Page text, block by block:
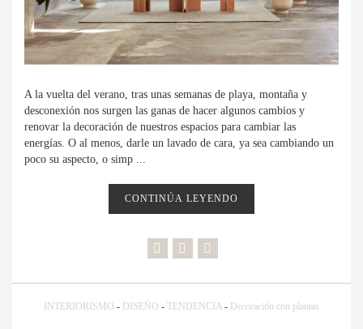
A la vuelta del verano, tras unas semanas de playa, montaña y
desconexión nos surgen las ganas de hacer algunos cambios y
renovar la decoración de nuestros espacios para cambiar las
energías. O al menos, darle un lavado de cara, ya sea cambiando un
poco su aspecto, o simp ...
CONTINÚA LEYENDO
INTERIORISMO - DISEÑO - TENDENCIA - Decoración con plantas